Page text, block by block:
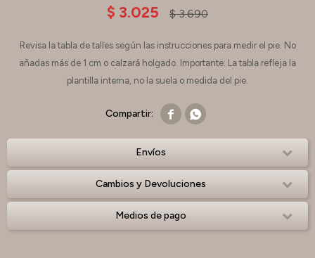
$ 3.025 $ 3.690
Revisa la tabla de talles según las instrucciones para medir el pie. No
añadas más de 1 cm o calzará holgado. Importante: La tabla refleja la
plantilla interna, no la suela o medida del pie.
 
Envíos
Cambios y Devoluciones
Medios de pago